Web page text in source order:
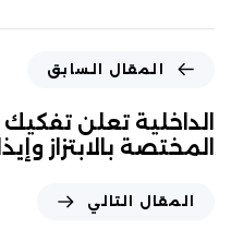
المقال السابق
الداخلية تعلن
المختصة بالابتزاز
المقال التالي